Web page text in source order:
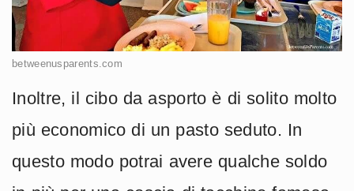
betweenusparents.com
Inoltre, il cibo da asporto è di solito molto
più economico di un pasto seduto. In
questo modo potrai avere qualche soldo